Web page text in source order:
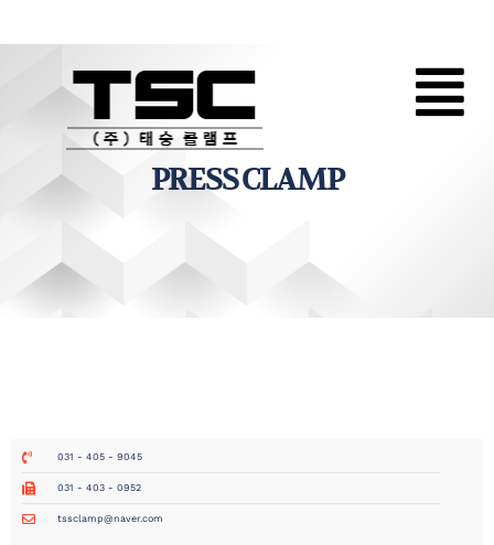
PRESS CLAMP
031 - 405 - 9045
031 - 403 - 0952
tssclamp@naver.com